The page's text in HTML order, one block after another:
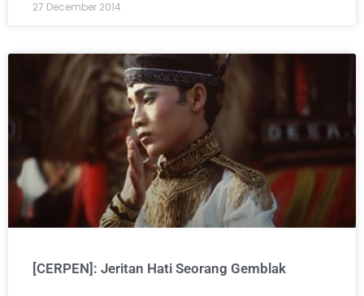
27 December 2014
[CERPEN]: Jeritan Hati Seorang Gemblak